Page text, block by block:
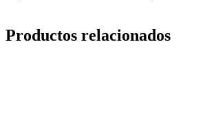
Productos relacionados